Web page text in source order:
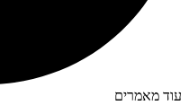
עוד מאמרים